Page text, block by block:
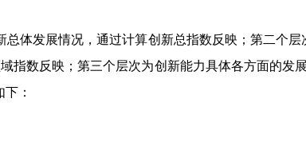
发展情况，通过计算创新总指数反映；第二个层
指数反映；第三个层次为创新能力具体各方面的发
：